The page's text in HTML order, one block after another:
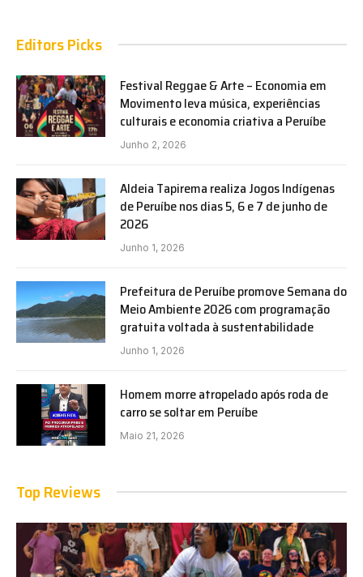
Editors Picks
Festival Reggae & Arte – Economia em
Movimento leva música, experiências
culturais e economia criativa a Peruíbe
Junho 2, 2026
Aldeia Tapirema realiza Jogos Indígenas
de Peruíbe nos dias 5, 6 e 7 de junho de
2026
Junho 1, 2026
Prefeitura de Peruíbe promove Semana do
Meio Ambiente 2026 com programação
gratuita voltada à sustentabilidade
Junho 1, 2026
Homem morre atropelado após roda de
carro se soltar em Peruíbe
Maio 21, 2026
Top Reviews